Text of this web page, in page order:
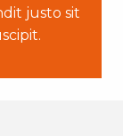
justo sit